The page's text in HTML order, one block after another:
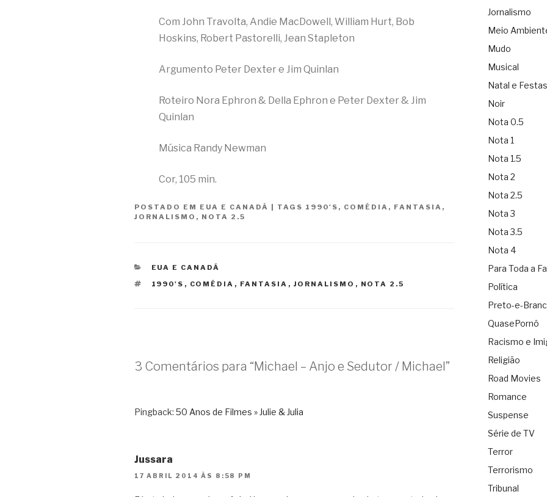
Com John Travolta, Andie MacDowell, William Hurt, Bob
Hoskins, Robert Pastorelli, Jean Stapleton
Argumento Peter Dexter e Jim Quinlan
Roteiro Nora Ephron & Della Ephron e Peter Dexter & Jim
Quinlan
Música Randy Newman
Cor, 105 min.
POSTADO EM EUA E CANADÁ | TAGS 1990'S , COMÉDIA , FANTASIA ,
JORNALISMO , NOTA 2.5
CATEGORIAS
EUA E CANADÁ
TAGS
1990'S , COMÉDIA , FANTASIA , JORNALISMO , NOTA 2.5
3 Comentários para “Michael – Anjo e Sedutor / Michael”
Pingback: 50 Anos de Filmes » Julie & Julia
Jussara
17 ABRIL 2014 ÀS 8:58 PM
Jornalismo
Meio
Mudo
Musical
Natal e Festas
Noir
Nota 0.5
Nota 1
Nota 1.5
Nota 2
Nota 2.5
Nota 3
Nota 3.5
Nota 4
Para Toda a
Política
Preto-e-
QuasePornô
Racismo e
Religião
Road Movies
Romance
Suspense
Série de TV
Terror
Terrorismo
Tribunal